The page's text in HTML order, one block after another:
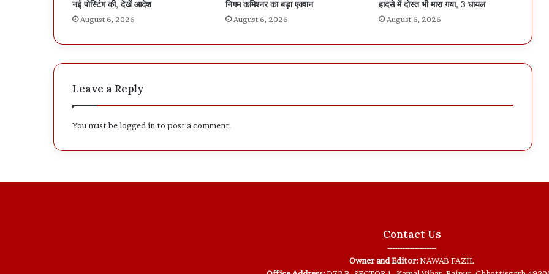
नई पोस्टिंग की, देखें आदेश
August 6, 2026
निगम कमिश्नर का बड़ा एक्शन
August 6, 2026
हादसे में दोस्त भी मारा गया, 3 घायल
August 6, 2026
Leave a Reply
You must belogged in to post a comment.
Contact Us
--------------------
Owner and Editor:NAWAB FAZIL